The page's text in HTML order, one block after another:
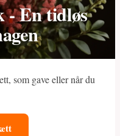
- En tidløs
som gave eller når du